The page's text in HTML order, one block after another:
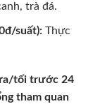
trà đá.
suất):Thực
tối trước 24
tham quan